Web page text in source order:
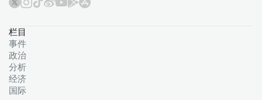
栏目
事件
政治
分析
经济
国际